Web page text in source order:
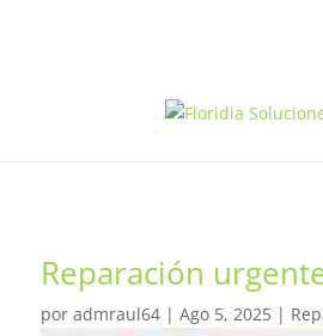
Reparación
por admraul64| Ago 5, 2025|